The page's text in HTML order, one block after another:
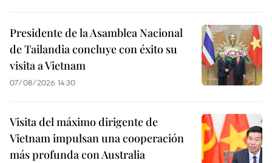
Presidente de la Asamblea Nacional
de Tailandia concluye con éxito su
visita a Vietnam
07/08/2026 14:30
Visita del máximo dirigente de
Vietnam impulsan una cooperación
más profunda con Australia